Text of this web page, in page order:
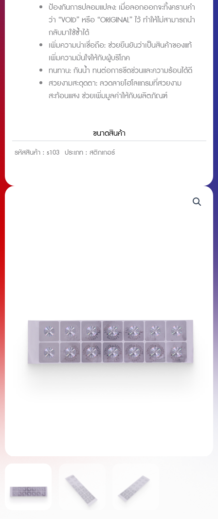
ขนาดสินค้า
ป้องกันการปลอมแปลง: เมื่อลอกออกจะทิ้งคราบคำ
ว่า “VOID” หรือ “ORIGINAL” ไว้ ทำให้ไม่สามารถนำ
กลับมาใช้ซ้ำได้
เพิ่มความน่าเชื่อถือ: ช่วยยืนยันว่าเป็นสินค้าของแท้
เพิ่มความมั่นใจให้กับผู้บริโภค
ทนทาน: กันน้ำ ทนต่อการขีดข่วนและความร้อนได้ดี
สวยงามสะดุดตา: ลวดลายโฮโลแกรมที่สวยงาม
สะท้อนแสง ช่วยเพิ่มมูลค่าให้กับผลิตภัณฑ์
รหัสสินค้า : s103 ประเภท : สติกเกอร์